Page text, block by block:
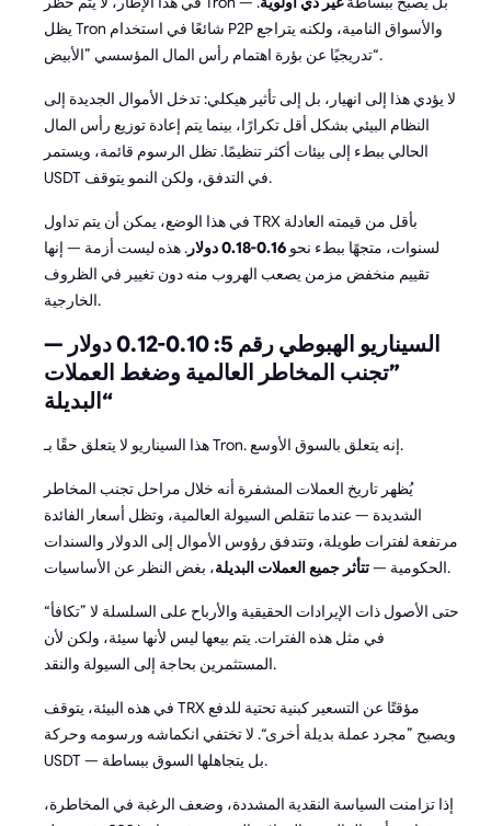
يظل Tron شائعًا في استخدام P2P والأسواق النامية، ولكنه يتراجع
تدريجيًا عن بؤرة اهتمام رأس المال المؤسسي ”الأبيض“.
لا يؤدي هذا إلى انهيار، بل إلى تأثير هيكلي: تدخل الأموال الجديدة إلى
النظام البيئي بشكل أقل تكرارًا، بينما يتم إعادة توزيع رأس المال
الحالي ببطء إلى بيئات أكثر تنظيمًا. تظل الرسوم قائمة، ويستمر
USDT في التدفق، ولكن النمو يتوقف.
في هذا الوضع، يمكن أن يتم تداول TRX بأقل من قيمته العادلة
لسنوات، متجهًا ببطء نحو 0.16-0.18 دولار
. هذه ليست أزمة — إنها
تقييم منخفض مزمن يصعب الهروب منه دون تغيير في الظروف
الخارجية.
السيناريو الهبوطي رقم 5: 0.10-0.12 دولار —
”تجنب المخاطر العالمية وضغط العملات
البديلة“
هذا السيناريو لا يتعلق حقًا بـ Tron. إنه يتعلق بالسوق الأوسع.
يُظهر تاريخ العملات المشفرة أنه خلال مراحل تجنب المخاطر
الشديدة — عندما تتقلص السيولة العالمية، وتظل أسعار الفائدة
مرتفعة لفترات طويلة، وتتدفق رؤوس الأموال إلى الدولار والسندات
الحكومية —تتأثر جميع العملات البديلة ، بغض النظر عن الأساسيات.
حتى الأصول ذات الإيرادات الحقيقية والأرباح على السلسلة لا ”تكافأ“
في مثل هذه الفترات. يتم بيعها ليس لأنها سيئة، ولكن لأن
المستثمرين بحاجة إلى السيولة والنقد.
في هذه البيئة، يتوقف TRX مؤقتًا عن التسعير كبنية تحتية للدفع
ويصبح ”مجرد عملة بديلة أخرى“. لا تختفي انكماشه ورسومه وحركة
USDT — بل يتجاهلها السوق ببساطة.
إذا تزامنت السياسة النقدية المشددة، وضعف الرغبة في المخاطرة،